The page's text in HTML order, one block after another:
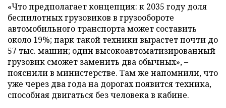
«Что предполагает концепция: к 2035 году доля
беспилотных грузовиков в грузообороте
автомобильного транспорта может составить
около 19%; парк такой техники вырастет почти до
57 тыс. машин; один высокоавтоматизированный
грузовик сможет заменить два обычных», –
пояснили в министерстве. Там же напомнили, что
уже через два года на дорогах появится техника,
способная двигаться без человека в кабине.